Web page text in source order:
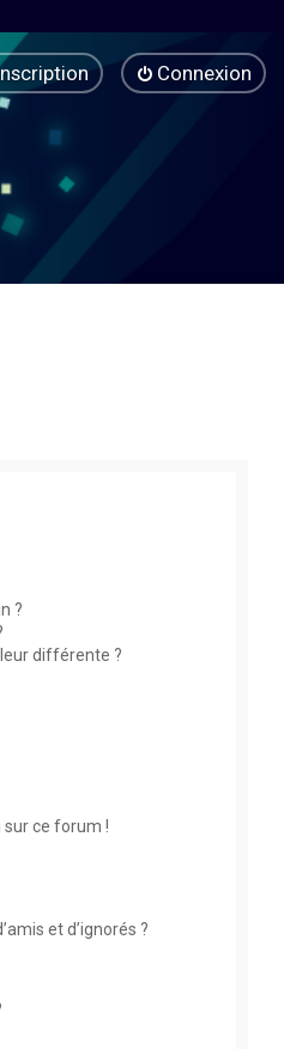
Connexion
?
différente ?
sur ce forum !
et d’ignorés ?